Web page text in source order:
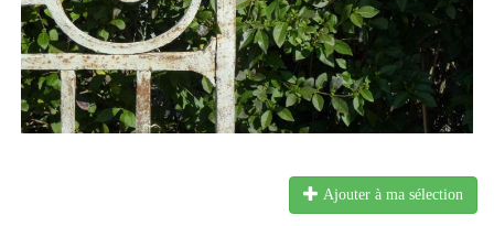
Ajouter à ma sélection